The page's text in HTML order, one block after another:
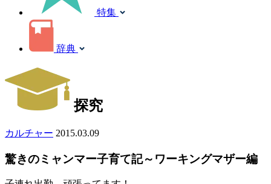
特集
辞典
探究
カルチャー 2015.03.09
驚きのミャンマー子育て記～ワーキングマザー編